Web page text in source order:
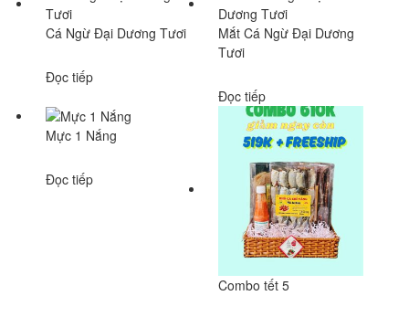
Cá Ngừ Đại Dương Tươi
Đọc tiếp
Mắt Cá Ngừ Đại Dương
Tươi
Đọc tiếp
Mực 1 Nắng
Đọc tiếp
Combo tết 5